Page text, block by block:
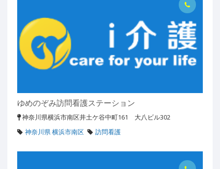
ゆめのぞみ訪問看護ステーション
神奈川県横浜市南区井土ケ谷中町161 大八ビル302
神奈川県 横浜市南区
訪問看護